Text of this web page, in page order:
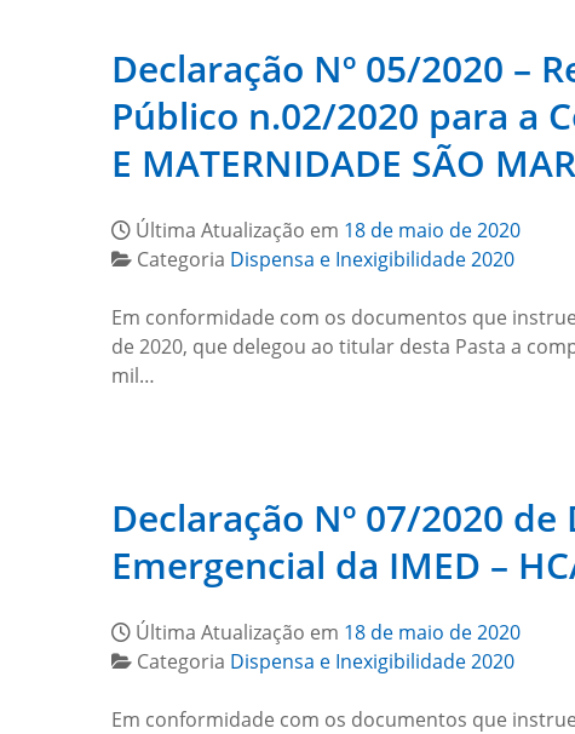
Declaração Nº 05/2020 –
Público n.02/2020 para a
E MATERNIDADE SÃO
Última Atualização em 18 de maio de 2020
Categoria Dispensa e Inexigibilidade 2020
Em conformidade com os documentos que
de 2020, que delegou ao titular desta Pasta a
mil…
Declaração Nº 07/2020
Emergencial da IMED –
Última Atualização em 18 de maio de 2020
Categoria Dispensa e Inexigibilidade 2020
Em conformidade com os documentos que